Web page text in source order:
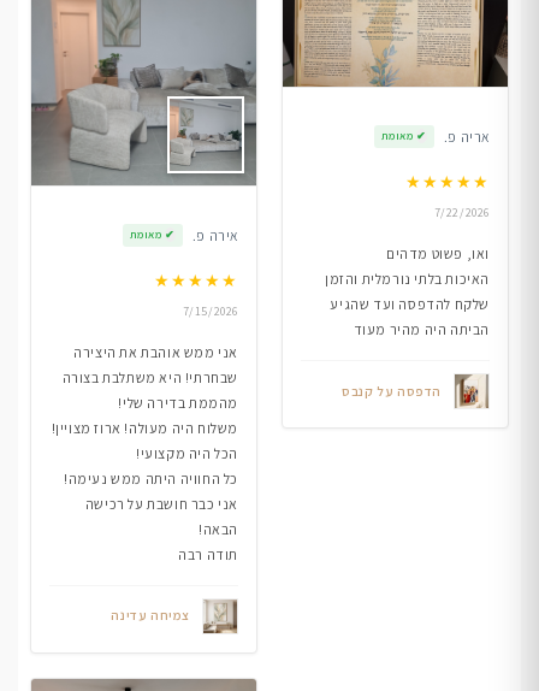
אריה פ. ✔ מאומת
★★★★★
7/22/2026
ואו, פשוט מדהים
האיכות בלתי נורמלית והזמן
שלקח להדפסה ועד שהגיע
הביתה היה מהיר מעוד
הדפסה על קנבס
אירה פ. ✔ מאומת
★★★★★
7/15/2026
אני ממש אוהבת את היצירה
שבחרתי! היא משתלבת בצורה
מהממת בדירה שלי!
משלוח היה מעולה! ארוז מצויין!
הכל היה מקצועי!
כל החוויה היתה ממש נעימה!
אני כבר חושבת על רכישה
הבאה!
תודה רבה
צמיחה עדינה